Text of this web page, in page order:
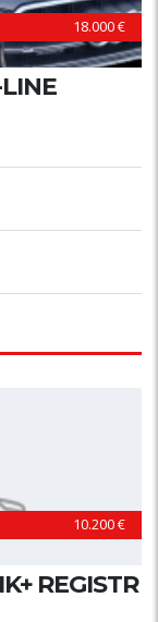
18.000 €
10.200 €
REGISTR